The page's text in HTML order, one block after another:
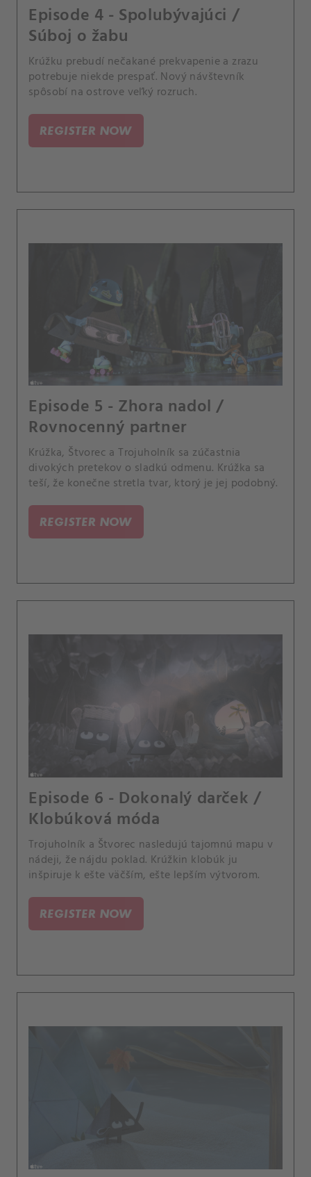
Episode 4 - Spolubývajúci /
Súboj o žabu
Krúžku prebudí nečakané prekvapenie a zrazu
potrebuje niekde prespať. Nový návštevník
spôsobí na ostrove veľký rozruch.
REGISTER NOW
Episode 5 - Zhora nadol /
Rovnocenný partner
Krúžka, Štvorec a Trojuholník sa zúčastnia
divokých pretekov o sladkú odmenu. Krúžka sa
teší, že konečne stretla tvar, ktorý je jej podobný.
REGISTER NOW
Episode 6 - Dokonalý darček /
Klobúková móda
Trojuholník a Štvorec nasledujú tajomnú mapu v
nádeji, že nájdu poklad. Krúžkin klobúk ju
inšpiruje k ešte väčším, ešte lepším výtvorom.
REGISTER NOW